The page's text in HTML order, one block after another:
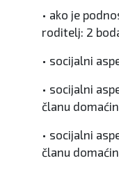
• ako je
roditelj: 2
• socijalni
• socijalni
članu
• socijalni
članu